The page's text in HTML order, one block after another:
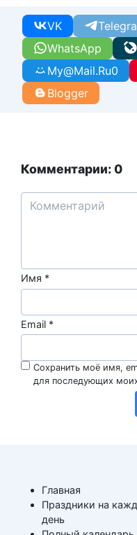
WhatsApp
VK
My@Mail.Ru0
Blogger
Комментарии: 0
Имя *
Email *
Сохранить моё имя,
для последующих
Главная
Праздники на
день